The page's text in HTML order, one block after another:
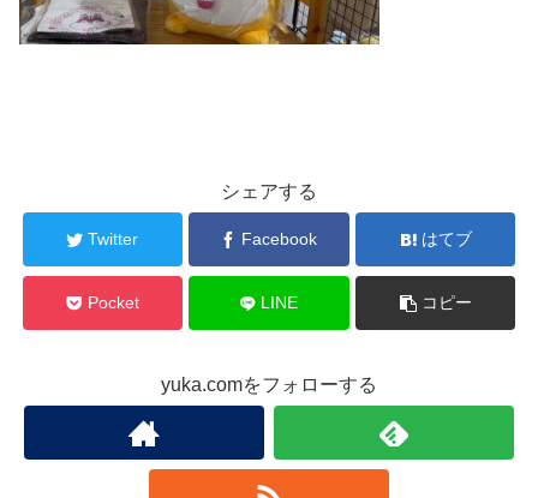
シェアする
Twitter Facebook はてブ
Pocket LINE コピー
yuka.comをフォローする